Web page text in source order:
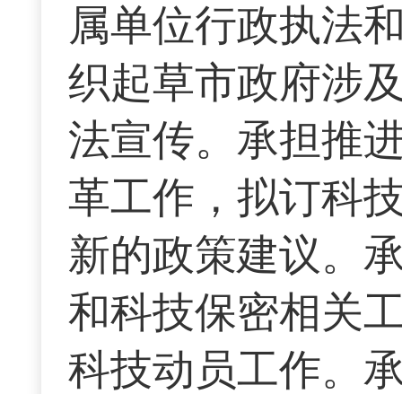
属单位行政执法
织起草市政府涉
法宣传。承担推
革工作，拟订科
新的政策建议。
和科技保密相关
科技动员工作。